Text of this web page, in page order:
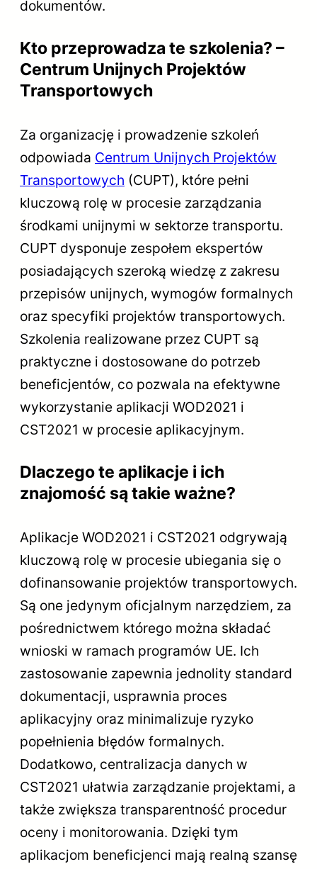
dokumentów.
Kto przeprowadza te szkolenia? –
Centrum Unijnych Projektów
Transportowych
Za organizację i prowadzenie szkoleń
odpowiada Centrum Unijnych Projektów
Transportowych (CUPT), które pełni
kluczową rolę w procesie zarządzania
środkami unijnymi w sektorze transportu.
CUPT dysponuje zespołem ekspertów
posiadających szeroką wiedzę z zakresu
przepisów unijnych, wymogów formalnych
oraz specyfiki projektów transportowych.
Szkolenia realizowane przez CUPT są
praktyczne i dostosowane do potrzeb
beneficjentów, co pozwala na efektywne
wykorzystanie aplikacji WOD2021 i
CST2021 w procesie aplikacyjnym.
Dlaczego te aplikacje i ich
znajomość są takie ważne?
Aplikacje WOD2021 i CST2021 odgrywają
kluczową rolę w procesie ubiegania się o
dofinansowanie projektów transportowych.
Są one jedynym oficjalnym narzędziem, za
pośrednictwem którego można składać
wnioski w ramach programów UE. Ich
zastosowanie zapewnia jednolity standard
dokumentacji, usprawnia proces
aplikacyjny oraz minimalizuje ryzyko
popełnienia błędów formalnych.
Dodatkowo, centralizacja danych w
CST2021 ułatwia zarządzanie projektami, a
także zwiększa transparentność procedur
oceny i monitorowania. Dzięki tym
aplikacjom beneficjenci mają realną szansę